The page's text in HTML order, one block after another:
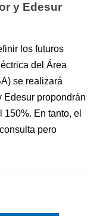
y Edesur
los futuros
del Área
se realizará
Edesur propondrán
En tanto, el
pero